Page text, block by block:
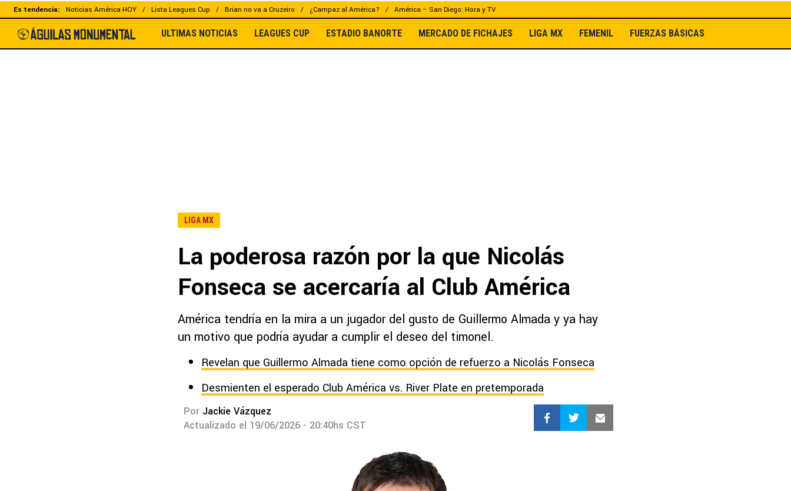
Es tendencia: Noticias América HOY Lista Leagues Cup Brian no va a Cruzeiro ¿Campaz al América? América – San Diego: Hora y TV
ULTIMAS NOTICIAS LEAGUES CUP ESTADIO BANORTE MERCADO DE FICHAJES LIGA MX FEMENIL FUERZAS BÁSICAS
LIGA MX
La poderosa razón por la que Nicolás
Fonseca se acercaría al Club América
América tendría en la mira a un jugador del gusto de Guillermo Almada y ya hay
un motivo que podría ayudar a cumplir el deseo del timonel.
Revelan que Guillermo Almada tiene como opción de refuerzo a Nicolás Fonseca
Desmienten el esperado Club América vs. River Plate en pretemporada
Por Jackie Vázquez
Actualizado el 19/06/2026 - 20:40hs CST